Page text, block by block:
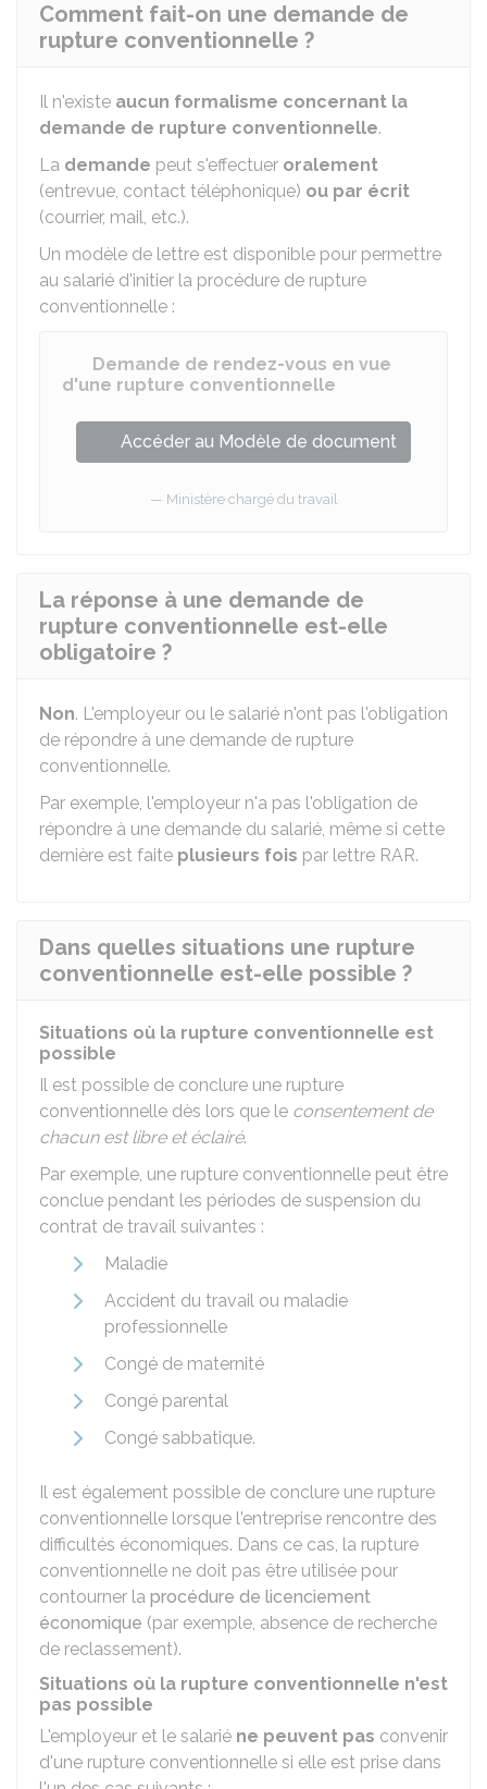
Comment fait-on une demande de
rupture conventionnelle ?
Il n'existe aucun formalisme concernant la
demande de rupture conventionnelle.
La demande peut s'effectuer oralement
(entrevue, contact téléphonique) ou par écrit
(courrier, mail, etc.).
Un modèle de lettre est disponible pour permettre
au salarié d'initier la procédure de rupture
conventionnelle :
Demande de rendez-vous en vue
d'une rupture conventionnelle
Accéder au Modèle de document
Ministère chargé du travail
La réponse à une demande de
rupture conventionnelle est-elle
obligatoire ?
Non. L'employeur ou le salarié n'ont pas l'obligation
de répondre à une demande de rupture
conventionnelle.
Par exemple, l'employeur n'a pas l'obligation de
répondre à une demande du salarié, même si cette
dernière est faite plusieurs fois par lettre RAR.
Dans quelles situations une rupture
conventionnelle est-elle possible ?
Situations où la rupture conventionnelle est
possible
Il est possible de conclure une rupture
conventionnelle dès lors que le consentement de
chacun est libre et éclairé.
Par exemple, une rupture conventionnelle peut être
conclue pendant les périodes de suspension du
contrat de travail suivantes :
Maladie
Accident du travail ou maladie
professionnelle
Congé de maternité
Congé parental
Congé sabbatique.
Il est également possible de conclure une rupture
conventionnelle lorsque l'entreprise rencontre des
difficultés économiques. Dans ce cas, la rupture
conventionnelle ne doit pas être utilisée pour
contourner la procédure de licenciement
économique (par exemple, absence de recherche
de reclassement).
Situations où la rupture conventionnelle n'est
pas possible
L'employeur et le salarié ne peuvent pas convenir
d'une rupture conventionnelle si elle est prise dans